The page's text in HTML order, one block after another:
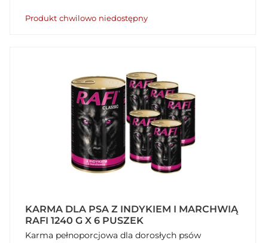
Produkt chwilowo niedostępny
KARMA DLA PSA Z INDYKIEM I MARCHWIĄ
RAFI 1240 G X 6 PUSZEK
Karma pełnoporcjowa dla dorosłych psów